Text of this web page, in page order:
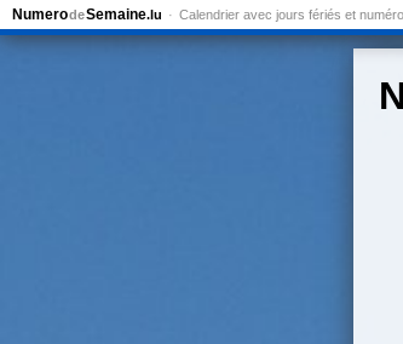
NumerodeSemaine.lu Calendrier avec jours fériés et